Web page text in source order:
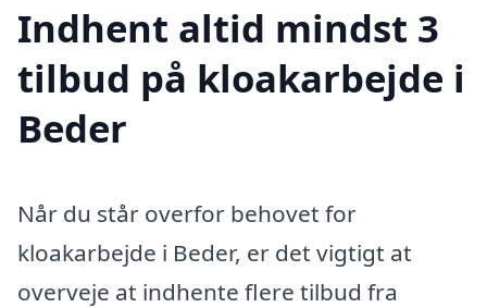
Indhent altid mindst 3
tilbud på kloakarbejde i
Beder
Når du står overfor behovet for
kloakarbejde i Beder, er det vigtigt at
overveje at indhente flere tilbud fra